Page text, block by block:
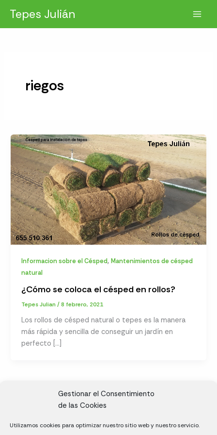
Gestionar el Consentimiento
de las Cookies
Utilizamos cookies para optimizar nuestro sitio web y nuestro servicio.
contenido
Tepes Julián
riegos
Informacion sobre el Césped,Mantenimientos de césped
natural
¿Cómo se coloca el césped en rollos?
Tepes Julian/8 febrero, 2021
Los rollos de césped natural o tepes es la manera
más rápida y sencilla de conseguir un jardín en
perfecto […]
Cáceres